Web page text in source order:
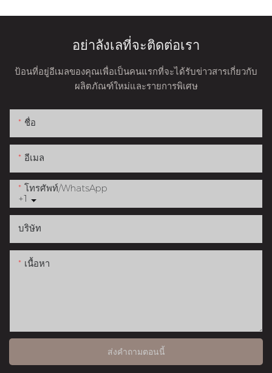
อย่าลังเลที่จะติดต่อเรา
ป้อนที่อยู่อีเมลของคุณเพื่อเป็นคนแรกที่จะได้รับข่าวสารเกี่ยวกับ
ผลิตภัณฑ์ใหม่และรายการพิเศษ
ชื่อ
อีเมล
+1
โทรศัพท์/WhatsApp
บริษัท
เนื้อหา
ส่งคำถามตอนนี้